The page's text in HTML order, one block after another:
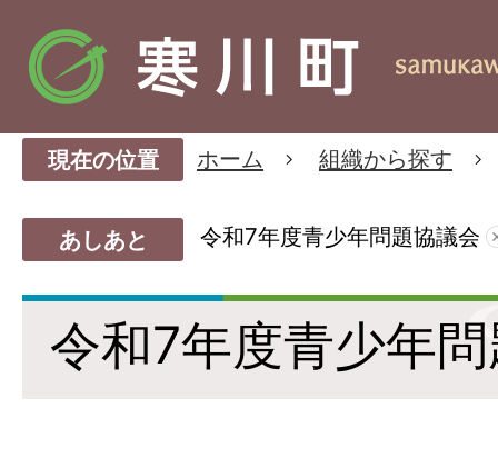
現在の位置 ホーム 組織から探す
あしあと 令和7年度青少年問題協議会
令和7年度青少年